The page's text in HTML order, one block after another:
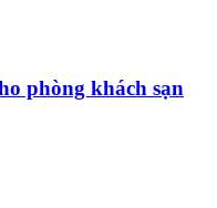
phòng khách sạn